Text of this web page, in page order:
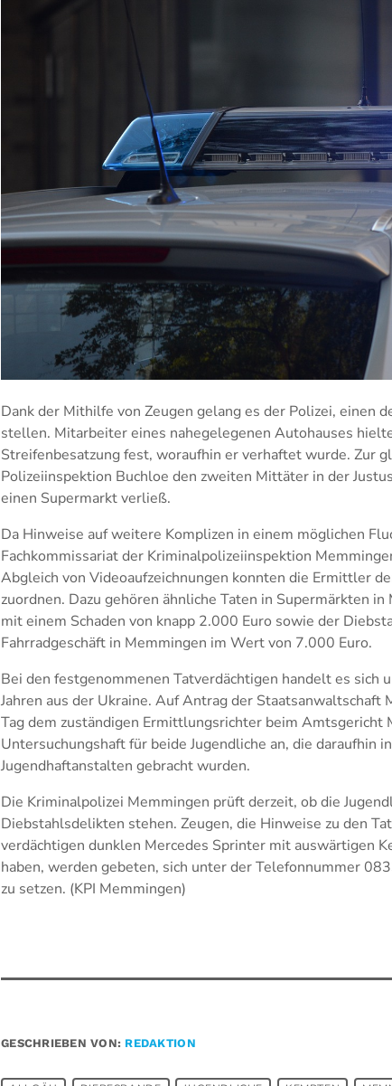
Dank der Mithilfe von Zeugen gelang es der Polizei, einen
stellen. Mitarbeiter eines nahegelegenen Autohauses
Streifenbesatzung fest, woraufhin er verhaftet wurde. Zur
Polizeiinspektion Buchloe den zweiten Mittäter in der
einen Supermarkt verließ.
Da Hinweise auf weitere Komplizen in einem möglichen
Fachkommissariat der Kriminalpolizeiinspektion
Abgleich von Videoaufzeichnungen konnten die Ermittler
zuordnen. Dazu gehören ähnliche Taten in Supermärkten
mit einem Schaden von knapp 2.000 Euro sowie der
Fahrradgeschäft in Memmingen im Wert von 7.000 Euro.
Bei den festgenommenen Tatverdächtigen handelt es sich
Jahren aus der Ukraine. Auf Antrag der
Tag dem zuständigen Ermittlungsrichter beim
Untersuchungshaft für beide Jugendliche an, die daraufhin
Jugendhaftanstalten gebracht wurden.
Die Kriminalpolizei Memmingen prüft derzeit, ob die
Diebstahlsdelikten stehen. Zeugen, die Hinweise zu den
verdächtigen dunklen Mercedes Sprinter mit auswärtigen
haben, werden gebeten, sich unter der Telefonnummer
zu setzen. (KPI Memmingen)
GESCHRIEBEN VON: REDAKTION